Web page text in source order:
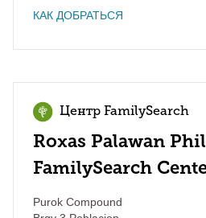
КАК ДОБРАТЬСЯ
Центр FamilySearch
Roxas Palawan
FamilySearch
Purok Compound